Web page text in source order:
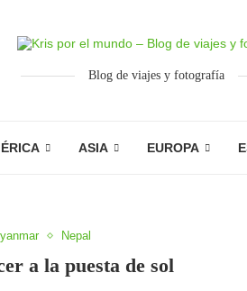
Blog de viajes y fotografía
ASIA EUROPA
Nepal
a la puesta de sol